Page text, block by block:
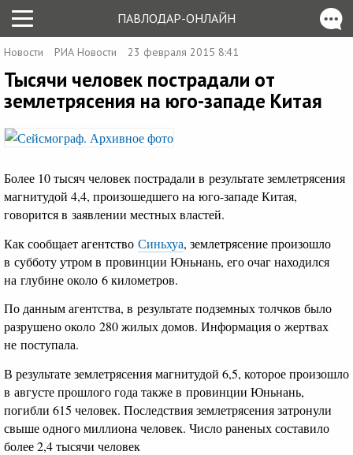
ПАВЛОДАР-ОНЛАЙН
Новости РИА Новости 23 февраля 2015 8:41
Тысячи человек пострадали от
землетрясения на юго-западе Китая
Более 10 тысяч человек пострадали в результате землетрясения
магнитудой 4,4, произошедшего на юго-западе Китая,
говорится в заявлении местных властей.
Как сообщает агентство Синьхуа, землетрясение произошло
в субботу утром в провинции Юньнань, его очаг находился
на глубине около 6 километров.
По данным агентства, в результате подземных толчков было
разрушено около 280 жилых домов. Информация о жертвах
не поступала.
В результате землетрясения магнитудой 6,5, которое произошло
в августе прошлого года также в провинции Юньнань,
погибли 615 человек. Последствия землетрясения затронули
свыше одного миллиона человек. Число раненых составило
более 2,4 тысячи человек